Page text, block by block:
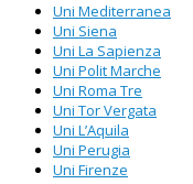
Uni Mediterranea
Uni Siena
Uni La Sapienza
Uni Polit Marche
Uni Roma Tre
Uni Tor Vergata
Uni L’Aquila
Uni Perugia
Uni Firenze